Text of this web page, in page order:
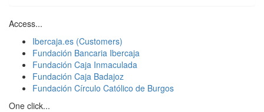
Access...
Ibercaja.es (Customers)
Fundación Bancaria Ibercaja
Fundación Caja Inmaculada
Fundación Caja Badajoz
Fundación Círculo Católico de Burgos
One click...